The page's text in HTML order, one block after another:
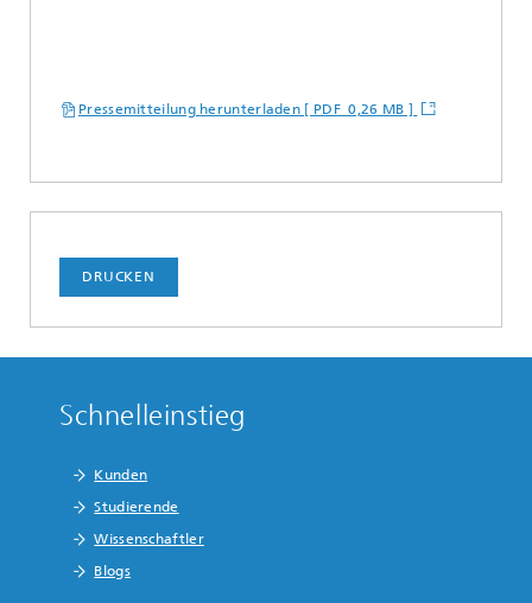
Pressemitteilung herunterladen [ PDF 0,26 MB ]
DRUCKEN
Schnelleinstieg
Kunden
Studierende
Wissenschaftler
Blogs